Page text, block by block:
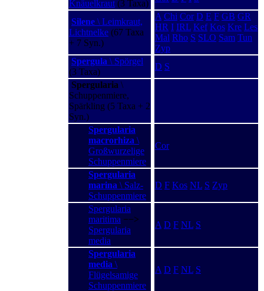
Knäuelkraut (3 Taxa)
Silene \ Leimkraut,
Lichtnelke (67 Taxa
+ 7 Syn.)
A Chi Cor D E F GB GR
HR I IRL Kef Kos Kre Les
Mal Rho S SLO Sam Tun
Zyp
Spergula \ Spörgel
(3 Taxa)
D S
Spergularia \
Schuppenmiere,
Spärkling (5 Taxa + 2
Syn.)
Spergularia
macrorhiza \
Großwurzelige
Schuppenmiere
Cor
Spergularia
marina \ Salz-
Schuppenmiere
D F Kos NL S Zyp
Spergularia
maritima −−>
Spergularia
media
A D F NL S
Spergularia
media \
Flügelsamige
Schuppenmiere
A D F NL S